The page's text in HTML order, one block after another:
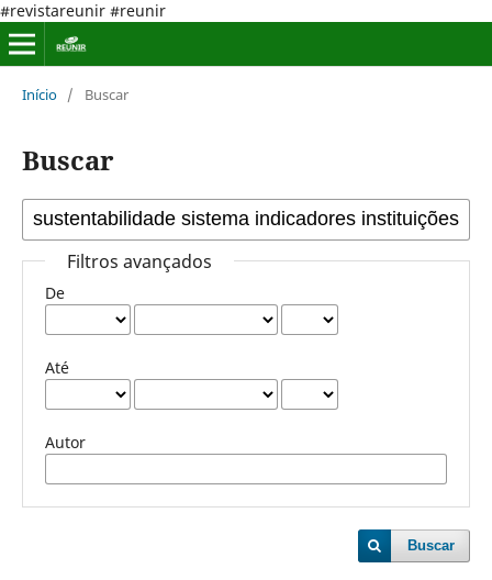
#revistareunir #reunir
Início / Buscar
Buscar
Filtros avançados
De
Até
Autor
Buscar